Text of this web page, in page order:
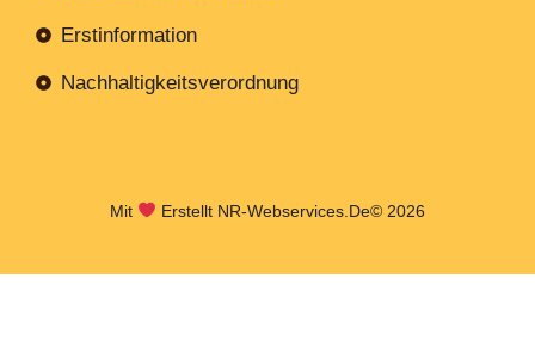
Erstinformation
Nachhaltigkeitsverordnung
Mit Erstellt NR-Webservices.de© 2026